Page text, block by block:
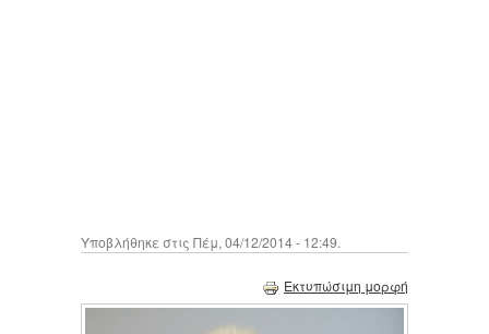
Υποβλήθηκε στις Πέμ, 04/12/2014 - 12:49.
Εκτυπώσιμη μορφή